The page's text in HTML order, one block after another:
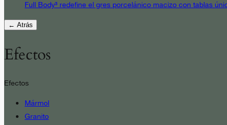
Full Body³ redefine el gres porcelánico macizo con tablas
← Atrás
Efectos
Efectos
Mármol
Granito